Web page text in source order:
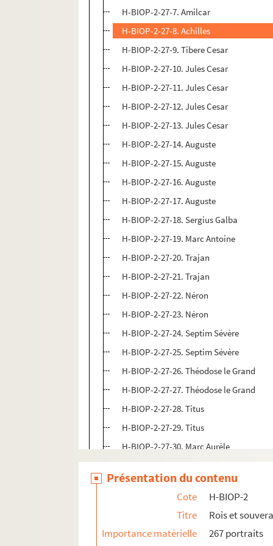
H-BIOP-2-27-7. Amilcar
H-BIOP-2-27-8. Achilles
H-BIOP-2-27-9. Tibere Cesar
H-BIOP-2-27-10. Jules Cesar
H-BIOP-2-27-11. Jules Cesar
H-BIOP-2-27-12. Jules Cesar
H-BIOP-2-27-13. Jules Cesar
H-BIOP-2-27-14. Auguste
H-BIOP-2-27-15. Auguste
H-BIOP-2-27-16. Auguste
H-BIOP-2-27-17. Auguste
H-BIOP-2-27-18. Sergius Galba
H-BIOP-2-27-19. Marc Antoine
H-BIOP-2-27-20. Trajan
H-BIOP-2-27-21. Trajan
H-BIOP-2-27-22. Néron
H-BIOP-2-27-23. Néron
H-BIOP-2-27-24. Septim Sévère
H-BIOP-2-27-25. Septim Sévère
H-BIOP-2-27-26. Théodose le Grand
H-BIOP-2-27-27. Théodose le Grand
H-BIOP-2-27-28. Titus
H-BIOP-2-27-29. Titus
H-BIOP-2-27-30. Marc Aurèle
H-BIOP-2-27-31. Marc Aurèle
H-BIOP-2-27-32. Constantin
H-BIOP-2-27-33. Constantin
Présentation du contenu
Cote
H-BIOP-2
Titre
Rois et
Importance matérielle
267 portraits